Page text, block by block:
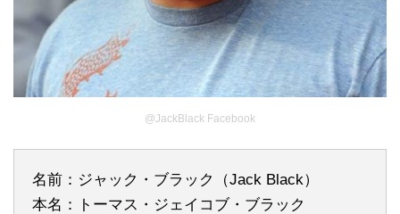
@JackBlack Facebook
名前：ジャック・ブラック（Jack Black）
本名：トーマス・ジェイコブ・ブラック